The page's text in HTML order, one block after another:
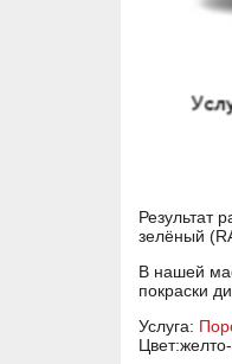
Результат
зелёный
В нашей
покраски
Услуга: